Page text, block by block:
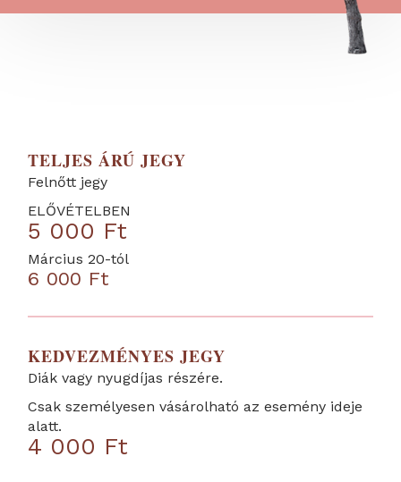
TELJES ÁRÚ JEGY
Felnőtt jegy
ELŐVÉTELBEN
5 000 Ft
Március 20-tól
6 000 Ft
KEDVEZMÉNYES JEGY
Diák vagy nyugdíjas részére.
Csak személyesen vásárolható az esemény ideje
alatt.
4 000 Ft